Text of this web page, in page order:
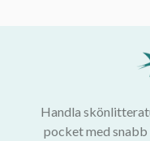
Handla
pocket med snabb